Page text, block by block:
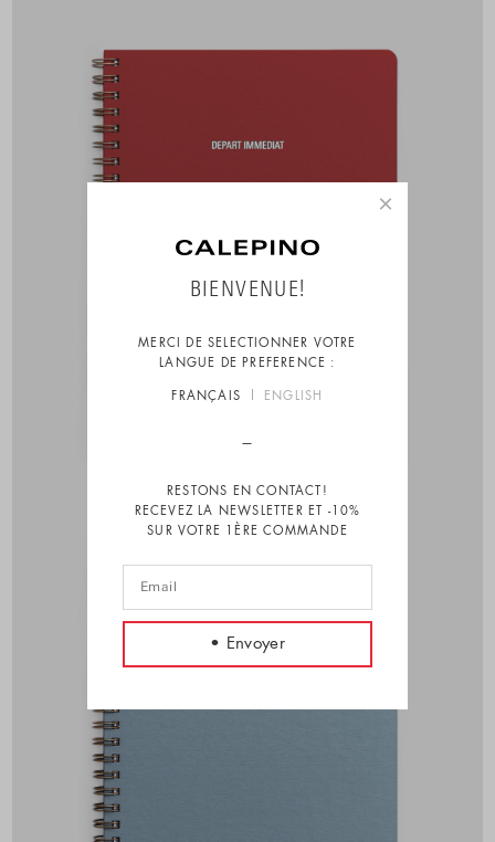
×
BIENVENUE!
MERCI DE SELECTIONNER VOTRE
LANGUE DE PREFERENCE :
FRANÇAIS ENGLISH
RESTONS EN CONTACT!
RECEVEZ LA NEWSLETTER ET -10%
SUR VOTRE 1ÈRE COMMANDE